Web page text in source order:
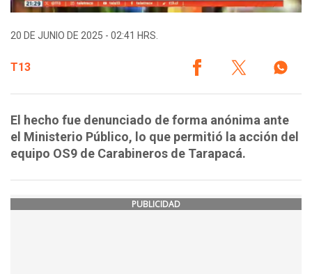
20 DE JUNIO DE 2025 - 02:41 HRS.
T13
El hecho fue denunciado de forma anónima ante
el Ministerio Público, lo que permitió la acción del
equipo OS9 de Carabineros de Tarapacá.
PUBLICIDAD